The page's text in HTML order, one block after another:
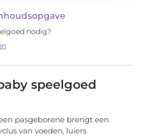
nodig?
speelgoed
pasgeborene brengt een
van voeden, luiers